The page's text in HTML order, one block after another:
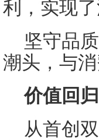
利，实现
坚守品
潮头，与
价值回
从首创